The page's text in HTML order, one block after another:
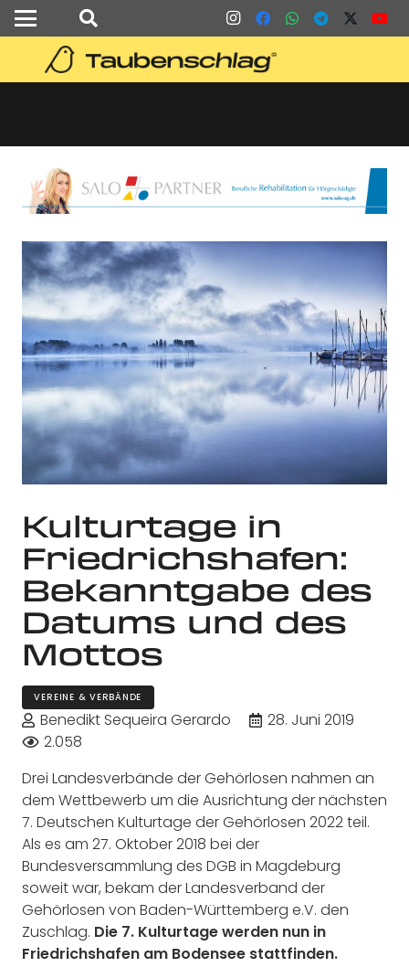
Kulturtage in
Friedrichshafen:
Bekanntgabe des
Datums und des
Mottos
VEREINE & VERBÄNDE
Benedikt Sequeira Gerardo
28. Juni 2019
2.058
Drei Landesverbände der Gehörlosen nahmen an
dem Wettbewerb um die Ausrichtung der nächsten
7. Deutschen Kulturtage der Gehörlosen 2022 teil.
Als es am 27. Oktober 2018 bei der
Bundesversammlung des DGB in Magdeburg
soweit war, bekam der Landesverband der
Gehörlosen von Baden-Württemberg e.V. den
Zuschlag. Die 7. Kulturtage werden nun in
Friedrichshafen am Bodensee stattfinden.